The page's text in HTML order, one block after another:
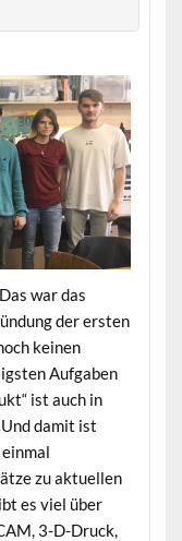
war das
der ersten
keinen
Aufgaben
ist auch in
damit ist
zu aktuellen
es viel über
3-D-Druck,